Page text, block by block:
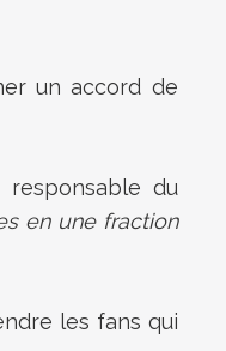
un accord de
du
en une fraction
les fans qui